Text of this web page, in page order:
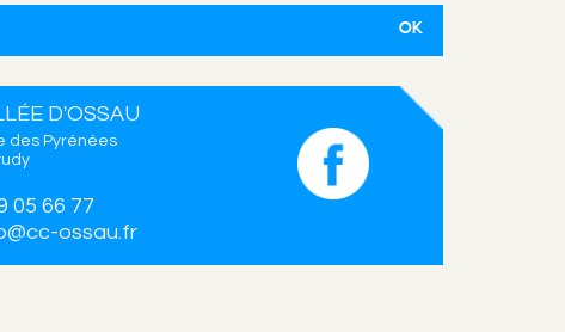
D'OSSAU
des Pyrénées
05 66 77
ossau.fr